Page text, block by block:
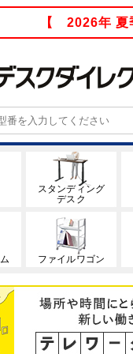
【 2026年 夏
スタンディング
デスク
ファイルワゴン